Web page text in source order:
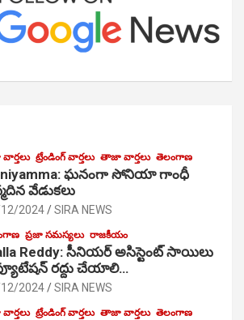
వార్తలు ట్రేండింగ్ వార్తలు తాజా వార్తలు తెలంగాణ
ఘ‌నంగా సోనియా గాంధీ
వేడుక‌లు
2024 SIRA NEWS
ప్రజా సమస్యలు రాజకీయం
Reddy: సీనియర్ అసిస్టెంట్ సాయిలు
రద్దు చేయాలి…
2024 SIRA NEWS
వార్తలు ట్రేండింగ్ వార్తలు తాజా వార్తలు తెలంగాణ